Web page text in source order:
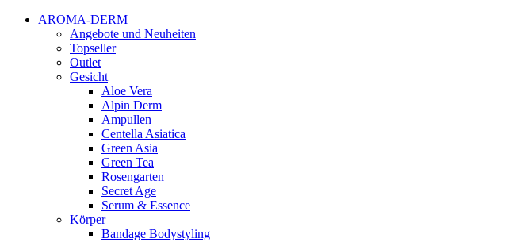
AROMA-DERM
Angebote und Neuheiten
Topseller
Outlet
Gesicht
Aloe Vera
Alpin Derm
Ampullen
Centella Asiatica
Green Asia
Green Tea
Rosengarten
Secret Age
Serum & Essence
Körper
Bandage Bodystyling